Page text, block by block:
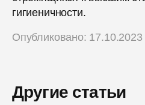
гигиеничности.
Опубликовано: 17.10.2023
Другие статьи